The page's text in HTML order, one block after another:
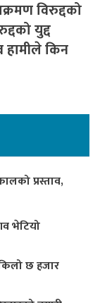
विरुद्दको
युद्द
हामीले किन
प्रस्ताव,
भेटियो
छ हजार